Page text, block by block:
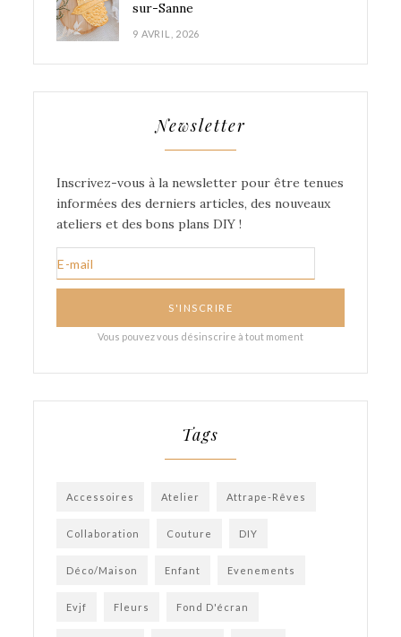
sur-Sanne
9 AVRIL, 2026
Newsletter
Tags
Accessoires Atelier Attrape-Rêves
Collaboration Couture DIY
Déco/Maison Enfant Evenements
Evjf Fleurs Fond D'écran